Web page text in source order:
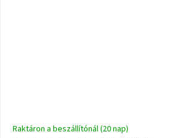
Raktáron a beszállítónál (20 nap)